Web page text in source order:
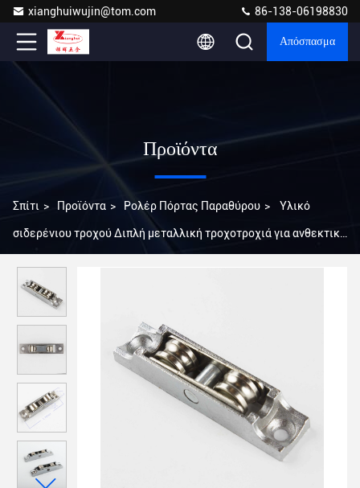
xianghuiwujin@tom.com 86-138-06198830
Απόσπασμα
Προϊόντα
Σπίτι > Προϊόντα > Ρολέρ Πόρτας Παραθύρου > Υλικό
σιδερένιου τροχού Διπλή μεταλλική τροχοτροχιά για ανθεκτικό